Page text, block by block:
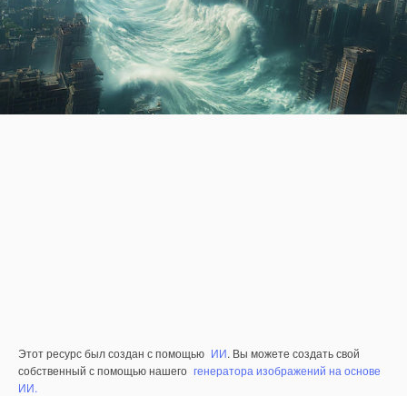
Этот ресурс был создан с помощью ИИ. Вы можете создать свой
собственный с помощью нашего генератора изображений на основе
ИИ.